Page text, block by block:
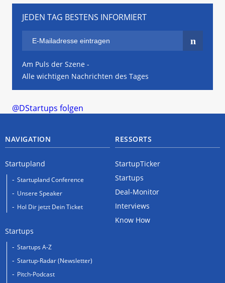
JEDEN TAG BESTENS INFORMIERT
Am Puls der Szene -
Alle wichtigen Nachrichten des Tages
@DStartups folgen
NAVIGATION
Startupland
Startupland Conference
Unsere Speaker
Hol Dir jetzt Dein Ticket
Startups
Startups A-Z
Startup-Radar (Newsletter)
Pitch-Podcast
RESSORTS
StartupTicker
Startups
Deal-Monitor
Interviews
Know How